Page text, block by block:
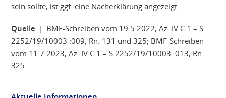
sein sollte, ist ggf. eine Nacherklärung angezeigt.
Quelle | BMF-Schreiben vom 19.5.2022, Az. IV C 1 – S
2252/19/10003 :009, Rn. 131 und 325; BMF-Schreiben
vom 11.7.2023, Az. IV C 1 – S 2252/19/10003 :013, Rn.
325